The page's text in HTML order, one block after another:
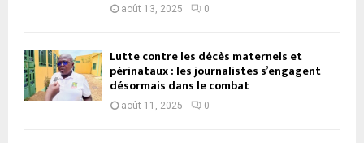
août 13, 2025 0
Lutte contre les décès maternels et
périnataux : les journalistes s’engagent
désormais dans le combat
août 11, 2025 0